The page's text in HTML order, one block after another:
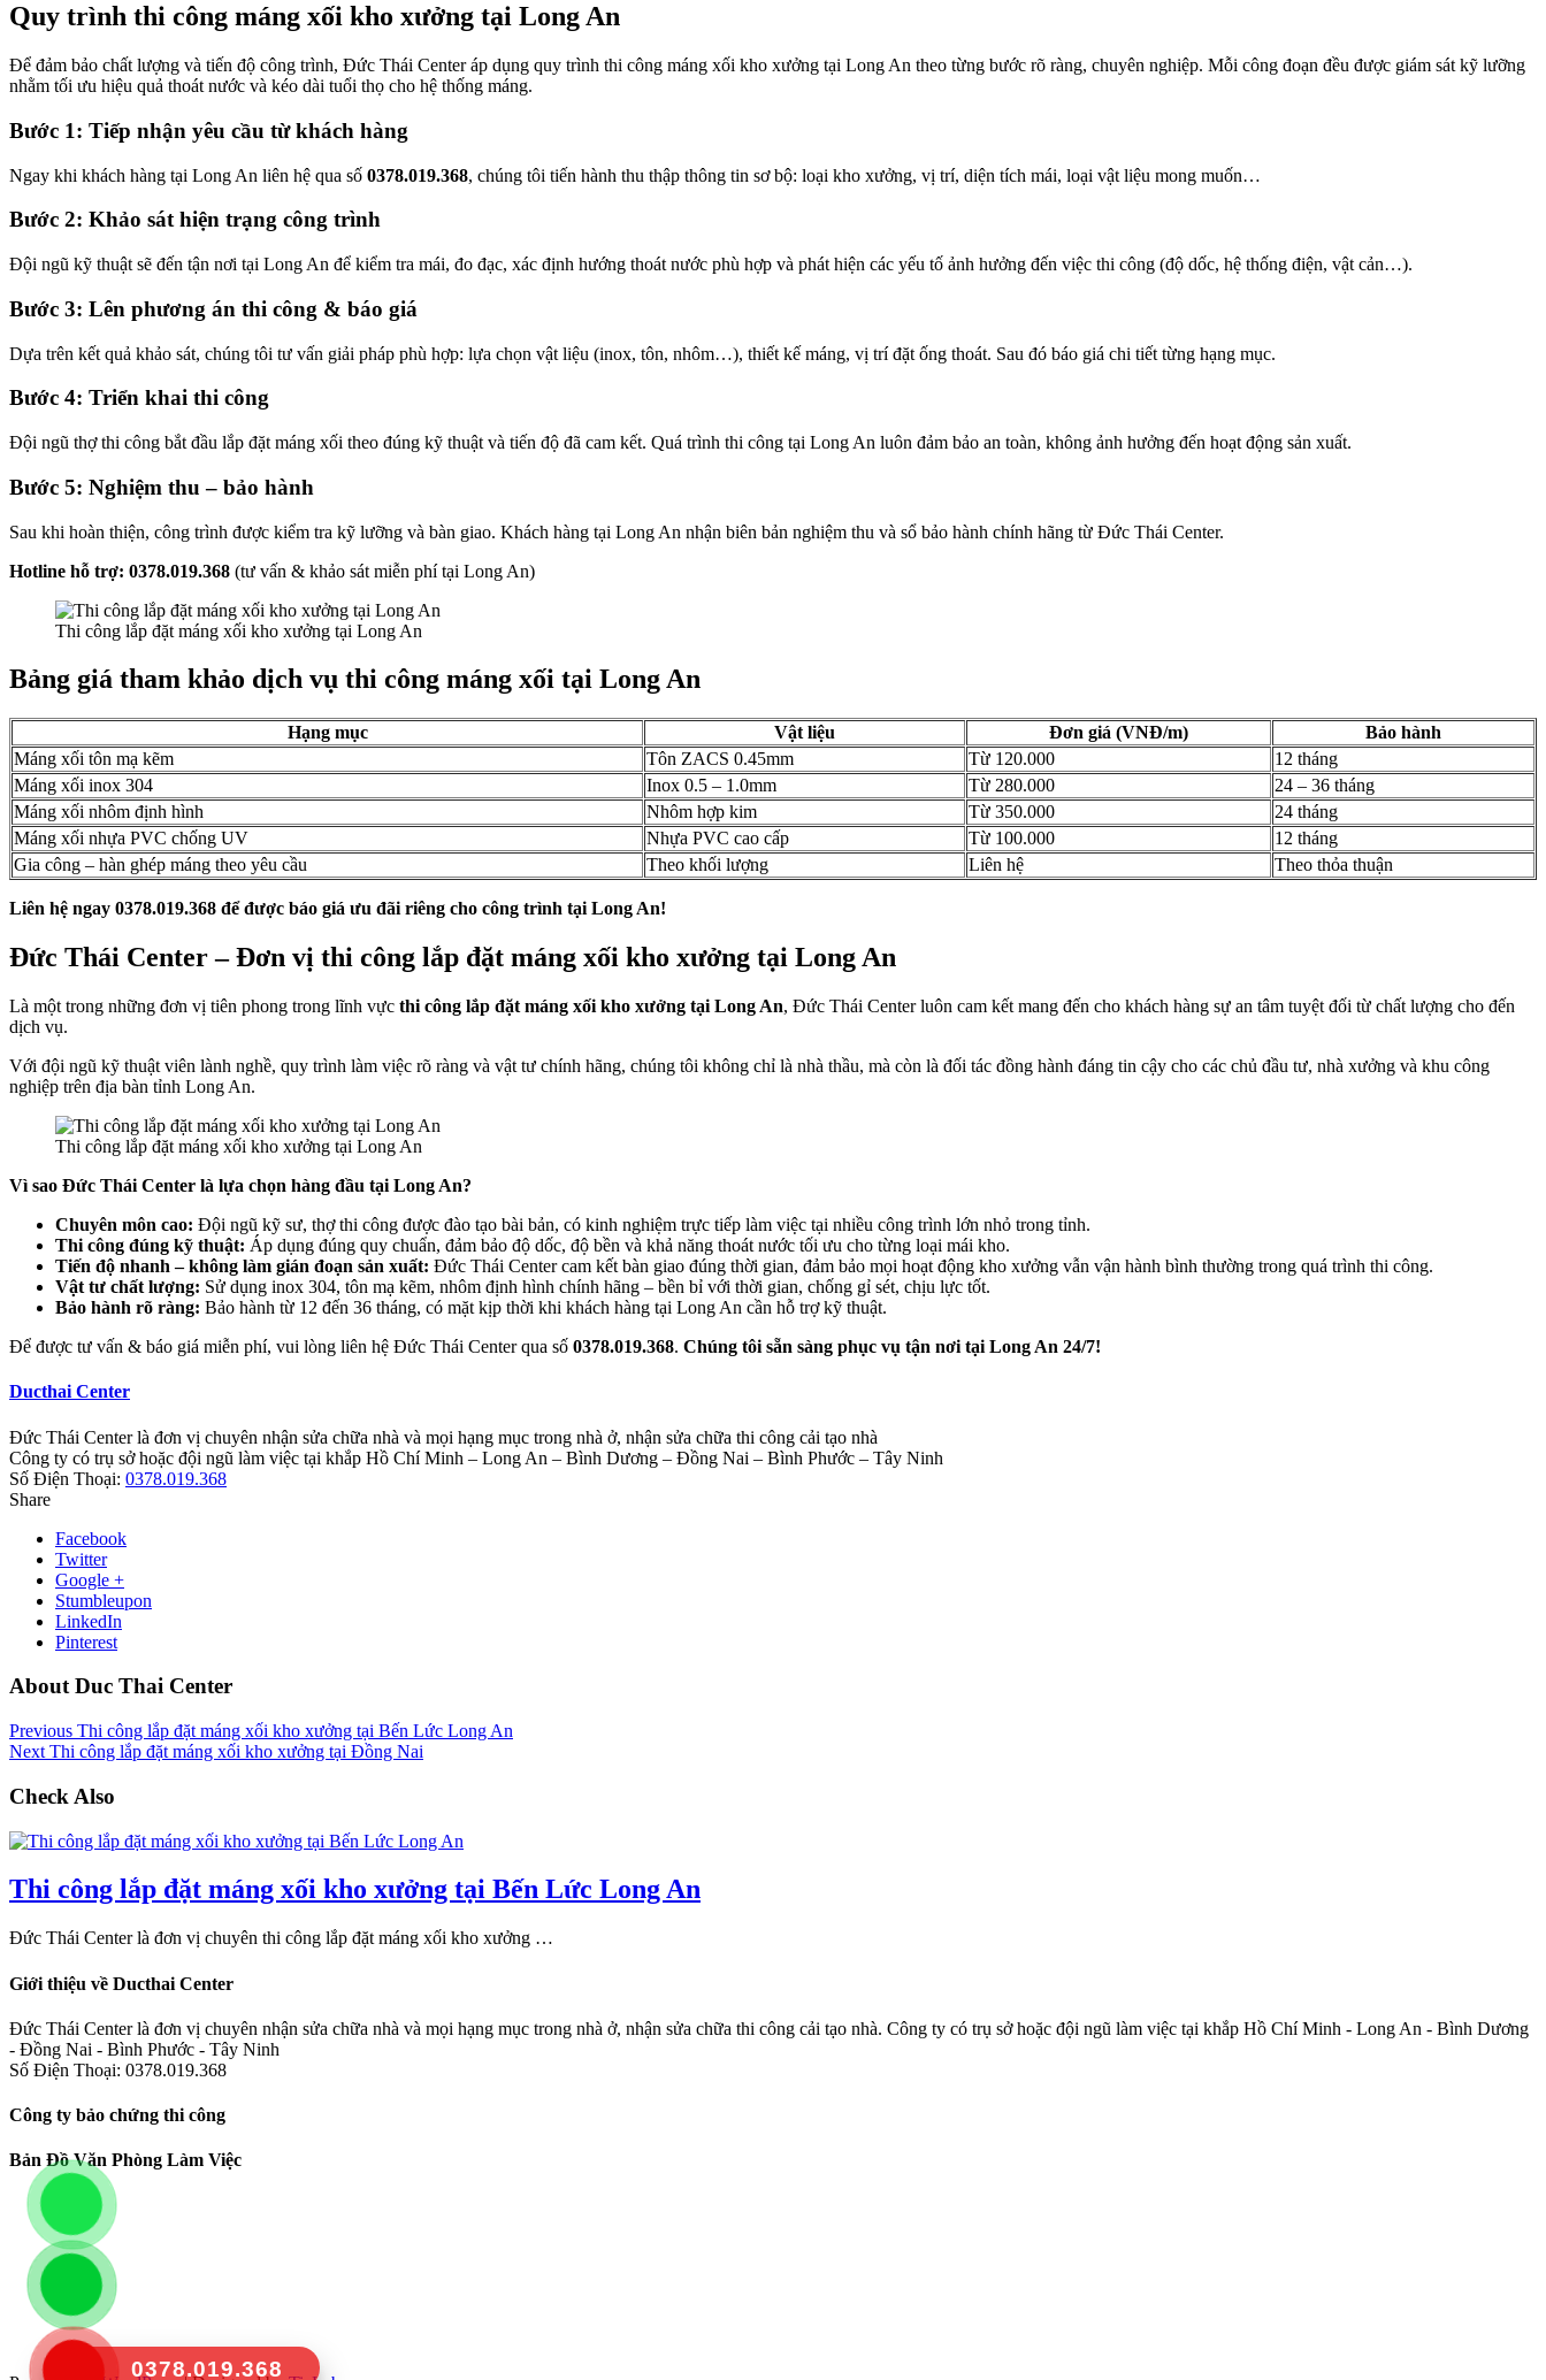
0378.019.368
Quy trình thi công máng xối kho xưởng tại Long An
Để đảm bảo chất lượng và tiến độ công trình, Đức Thái Center áp dụng quy trình thi công máng xối kho xưởng tại Long An theo từng bước rõ ràng, chuyên nghiệp. Mỗi công đoạn đều được giám sát kỹ lưỡng
nhằm tối ưu hiệu quả thoát nước và kéo dài tuổi thọ cho hệ thống máng.
Bước 1: Tiếp nhận yêu cầu từ khách hàng
Ngay khi khách hàng tại Long An liên hệ qua số 0378.019.368, chúng tôi tiến hành thu thập thông tin sơ bộ: loại kho xưởng, vị trí, diện tích mái, loại vật liệu mong muốn…
Bước 2: Khảo sát hiện trạng công trình
Đội ngũ kỹ thuật sẽ đến tận nơi tại Long An để kiểm tra mái, đo đạc, xác định hướng thoát nước phù hợp và phát hiện các yếu tố ảnh hưởng đến việc thi công (độ dốc, hệ thống điện, vật cản…).
Bước 3: Lên phương án thi công & báo giá
Dựa trên kết quả khảo sát, chúng tôi tư vấn giải pháp phù hợp: lựa chọn vật liệu (inox, tôn, nhôm…), thiết kế máng, vị trí đặt ống thoát. Sau đó báo giá chi tiết từng hạng mục.
Bước 4: Triển khai thi công
Đội ngũ thợ thi công bắt đầu lắp đặt máng xối theo đúng kỹ thuật và tiến độ đã cam kết. Quá trình thi công tại Long An luôn đảm bảo an toàn, không ảnh hưởng đến hoạt động sản xuất.
Bước 5: Nghiệm thu – bảo hành
Sau khi hoàn thiện, công trình được kiểm tra kỹ lưỡng và bàn giao. Khách hàng tại Long An nhận biên bản nghiệm thu và sổ bảo hành chính hãng từ Đức Thái Center.
Hotline hỗ trợ: 0378.019.368 (tư vấn & khảo sát miễn phí tại Long An)
Thi công lắp đặt máng xối kho xưởng tại Long An
Bảng giá tham khảo dịch vụ thi công máng xối tại Long An
Hạng mục Vật liệu Đơn giá (VNĐ/m)
Bảo hành
Máng xối tôn mạ kẽm
Tôn ZACS 0.45mm Từ 120.000
12 tháng
Máng xối inox 304
Inox 0.5 – 1.0mm Từ 280.000
24 – 36 tháng
Máng xối nhôm định hình
Nhôm hợp kim Từ 350.000
24 tháng
Máng xối nhựa PVC chống UV
Nhựa PVC cao cấp Từ 100.000
12 tháng
Gia công – hàn ghép máng theo yêu cầu
Theo khối lượng Liên hệ Theo thỏa thuận
Liên hệ ngay 0378.019.368 để được báo giá ưu đãi riêng cho công trình tại Long An!
Đức Thái Center – Đơn vị thi công lắp đặt máng xối kho xưởng tại Long An
Là một trong những đơn vị tiên phong trong lĩnh vực thi công lắp đặt máng xối kho xưởng tại Long An, Đức Thái Center luôn cam kết mang đến cho khách hàng sự an tâm tuyệt đối từ chất lượng cho đến
dịch vụ.
Với đội ngũ kỹ thuật viên lành nghề, quy trình làm việc rõ ràng và vật tư chính hãng, chúng tôi không chỉ là nhà thầu, mà còn là đối tác đồng hành đáng tin cậy cho các chủ đầu tư, nhà xưởng và khu công
nghiệp trên địa bàn tỉnh Long An.
Thi công lắp đặt máng xối kho xưởng tại Long An
Vì sao Đức Thái Center là lựa chọn hàng đầu tại Long An?
Chuyên môn cao: Đội ngũ kỹ sư, thợ thi công được đào tạo bài bản, có kinh nghiệm trực tiếp làm việc tại nhiều công trình lớn nhỏ trong tỉnh.
Thi công đúng kỹ thuật: Áp dụng đúng quy chuẩn, đảm bảo độ dốc, độ bền và khả năng thoát nước tối ưu cho từng loại mái kho.
Tiến độ nhanh – không làm gián đoạn sản xuất: Đức Thái Center cam kết bàn giao đúng thời gian, đảm bảo mọi hoạt động kho xưởng vẫn vận hành bình thường trong quá trình thi công.
Vật tư chất lượng: Sử dụng inox 304, tôn mạ kẽm, nhôm định hình chính hãng – bền bỉ với thời gian, chống gỉ sét, chịu lực tốt.
Bảo hành rõ ràng: Bảo hành từ 12 đến 36 tháng, có mặt kịp thời khi khách hàng tại Long An cần hỗ trợ kỹ thuật.
Để được tư vấn & báo giá miễn phí, vui lòng liên hệ Đức Thái Center qua số 0378.019.368. Chúng tôi sẵn sàng phục vụ tận nơi tại Long An 24/7!
Ducthai Center
Đức Thái Center là đơn vị chuyên nhận sửa chữa nhà và mọi hạng mục trong nhà ở, nhận sửa chữa thi công cải tạo nhà
Công ty có trụ sở hoặc đội ngũ làm việc tại khắp Hồ Chí Minh – Long An – Bình Dương – Đồng Nai – Bình Phước – Tây Ninh
Số Điện Thoại: 0378.019.368
Share
Facebook
Twitter
Google +
Stumbleupon
LinkedIn
Pinterest
About Duc Thai Center
Previous Thi công lắp đặt máng xối kho xưởng tại Bến Lức Long An
Next Thi công lắp đặt máng xối kho xưởng tại Đồng Nai
Check Also
Thi công lắp đặt máng xối kho xưởng tại Bến Lức Long An
Đức Thái Center là đơn vị chuyên thi công lắp đặt máng xối kho xưởng …
Giới thiệu về Ducthai Center
Đức Thái Center là đơn vị chuyên nhận sửa chữa nhà và mọi hạng mục trong nhà ở, nhận sửa chữa thi công cải tạo nhà. Công ty có trụ sở hoặc đội ngũ làm việc tại khắp Hồ Chí Minh - Long An - Bình Dương
- Đồng Nai - Bình Phước - Tây Ninh
Số Điện Thoại: 0378.019.368
Công ty bảo chứng thi công
Bản Đồ Văn Phòng Làm Việc